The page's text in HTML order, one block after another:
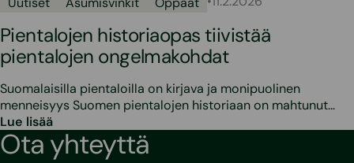
Pientalojen historiaopas tiivistää
pientalojen ongelmakohdat
Suomalaisilla pientaloilla on kirjava ja monipuolinen
menneisyys Suomen pientalojen historiaan on mahtunut…
Lue lisää
Ota yhteyttä